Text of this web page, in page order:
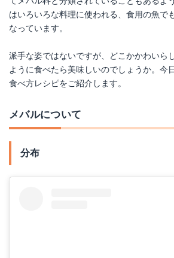
はいろいろな料理に使われる、食用の魚で
なっています。
派手な姿ではないですが、どこかかわいら
ように食べたら美味しいのでしょうか。今
食べ方レシピをご紹介します。
メバルについて
分布